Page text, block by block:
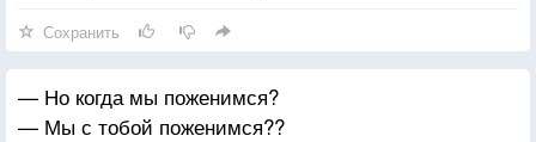
Сохранить
— Но когда мы поженимся?
— Мы с тобой поженимся??